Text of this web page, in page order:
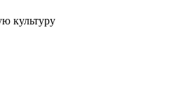
культуру